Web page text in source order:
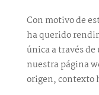
Con motivo de
ha querido
única a través
nuestra página
origen, contexto